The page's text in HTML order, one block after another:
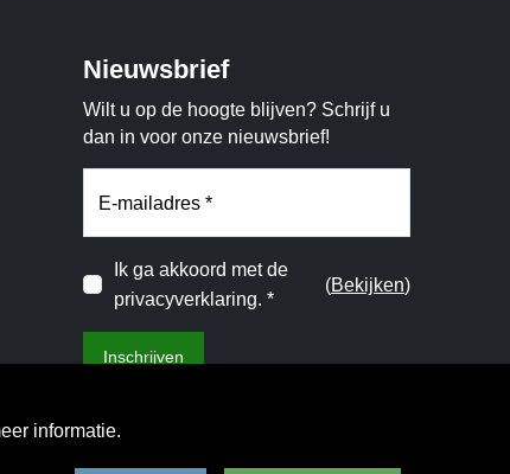
Nieuwsbrief
Wilt u op de hoogte blijven? Schrijf u
dan in voor onze nieuwsbrief!
E-mailadres *
Ik ga akkoord met de
privacyverklaring. *
(Bekijken)
Inschrijven
informatie.